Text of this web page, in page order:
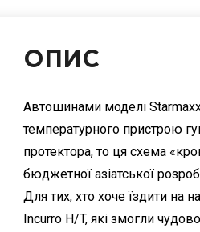
ОПИС
Автошинами моделі
температурного пристрою
протектора, то ця схема
бюджетної азіатської
Для тих, хто хоче їздити на
Incurro H/T, які змогли